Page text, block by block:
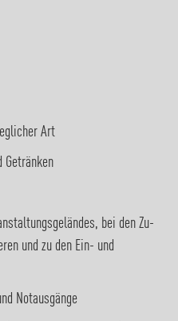
Art
Getränken
bei den Zu-
und zu den Ein- und
Notausgänge